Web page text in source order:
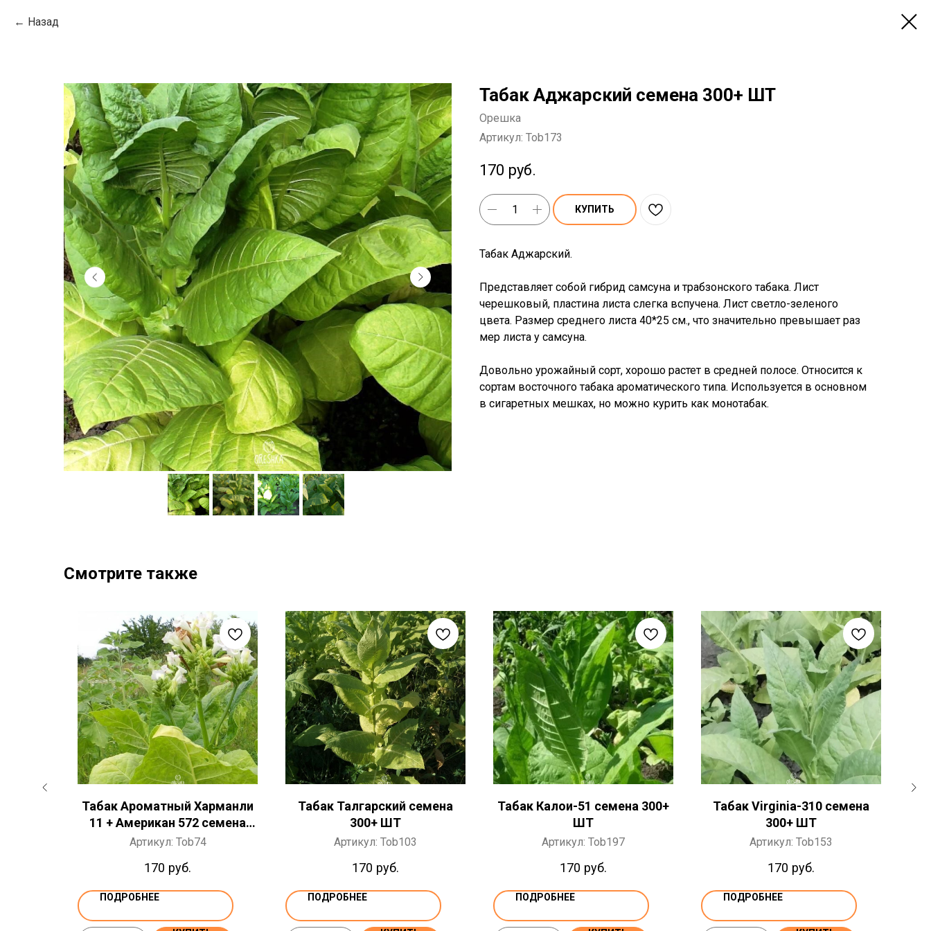
Назад
Табак Аджарский семена 300+ ШТ
Орешка
Артикул: Tob173
170 руб.
КУПИТЬ
Табак Аджарский.
Представляет собой гибрид самсуна и трабзонского табака. Лист
черешковый, пластина листа слегка вспучена. Лист светло-зеленого
цвета. Размер среднего листа 40*25 см., что значительно превышает раз
мер листа у самсуна.
Довольно урожайный сорт, хорошо растет в средней полосе. Относится к
сортам восточного табака ароматического типа. Используется в основном
в сигаретных мешках, но можно курить как монотабак.
Смотрите также
Табак Ароматный Харманли
11 + Американ 572 семена
300+ ШТ
Артикул: Tob74
170 руб.
ПОДРОБНЕЕ
Табак Талгарский семена
300+ ШТ
Артикул: Tob103
170 руб.
ПОДРОБНЕЕ
Табак Калои-51 семена 300+
ШТ
Артикул: Tob197
170 руб.
ПОДРОБНЕЕ
Табак Virginia-310 семена
300+ ШТ
Артикул: Tob153
170 руб.
ПОДРОБНЕЕ